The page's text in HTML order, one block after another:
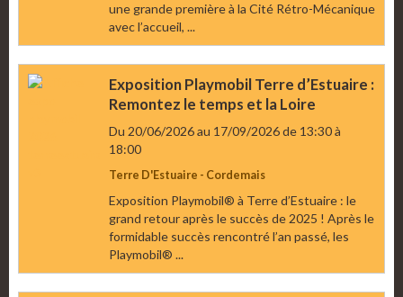
une grande première à la Cité Rétro-Mécanique
avec l’accueil, ...
Exposition Playmobil Terre d’Estuaire :
Remontez le temps et la Loire
Du 20/06/2026au 17/09/2026de 13:30à
18:00
Terre D'Estuaire - Cordemais
Exposition Playmobil® à Terre d’Estuaire : le
grand retour après le succès de 2025 ! Après le
formidable succès rencontré l’an passé, les
Playmobil® ...